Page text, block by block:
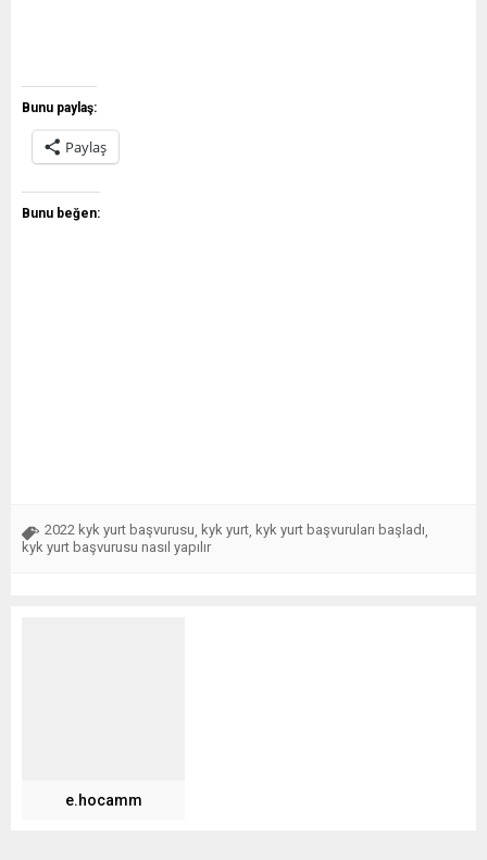
Bunu paylaş:
Paylaş
Bunu beğen:
2022 kyk yurt başvurusu kyk yurt kyk yurt başvuruları başladı
kyk yurt başvurusu nasıl yapılır
e.hocamm